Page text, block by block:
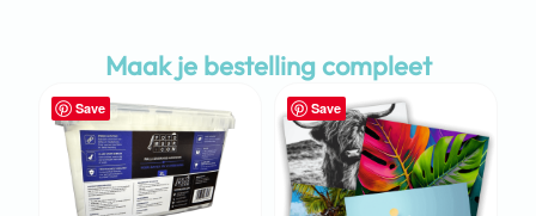
Maak je bestelling compleet
Save Save